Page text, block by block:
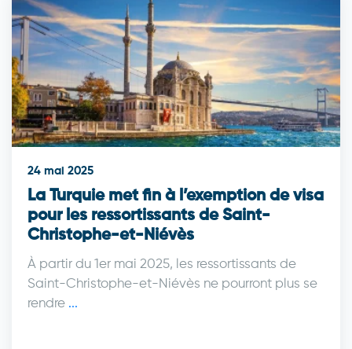
24 mai 2025
La Turquie met fin à l’exemption de visa
pour les ressortissants de Saint-
Christophe-et-Niévès
À partir du 1er mai 2025, les ressortissants de
Saint-Christophe-et-Niévès ne pourront plus se
rendre ...